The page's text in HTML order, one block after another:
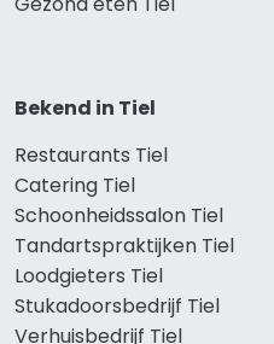
Bekend in Tiel
Restaurants Tiel
Catering Tiel
Schoonheidssalon Tiel
Tandartspraktijken Tiel
Loodgieters Tiel
Stukadoorsbedrijf Tiel
Verhuisbedrijf Tiel